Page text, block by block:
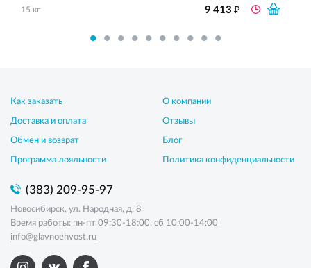
15 кг 9 413₽
Как заказать
Доставка и оплата
Обмен и возврат
Программа лояльности
О компании
Отзывы
Блог
Политика конфиденциальности
(383) 209-95-97
Новосибирск, ул. Народная, д. 8
Время работы: пн-пт 09:30-18:00, сб 10:00-14:00
info@glavnoehvost.ru